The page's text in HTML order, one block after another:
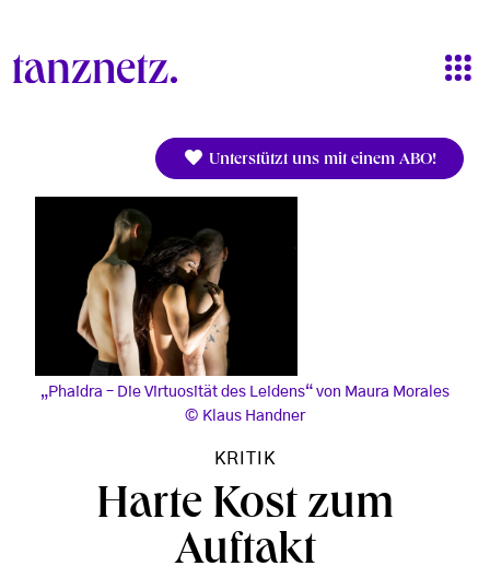
Unterstützt uns mit einem ABO!
„Phaidra – Die Virtuosität des Leidens“ von Maura Morales
Klaus Handner
KRITIK
Harte Kost zum
Auftakt